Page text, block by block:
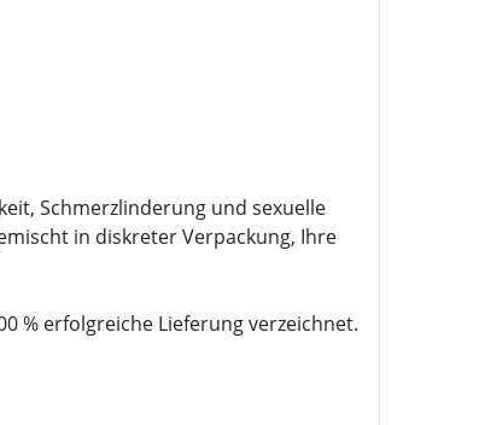
Schmerzlinderung und sexuelle
in diskreter Verpackung, Ihre
% erfolgreiche Lieferung verzeichnet.